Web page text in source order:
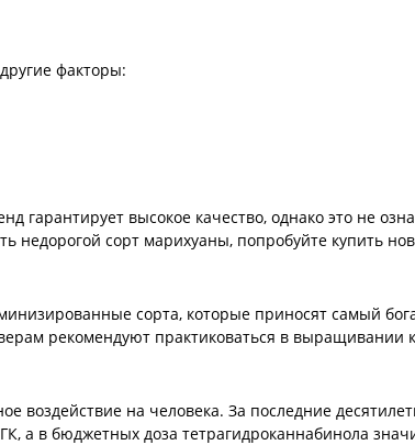
факторы:
высокое качество, однако это не
недорогой сорт марихуаны, попробуйте купить
сорта, которые приносят самый
рекомендуют практиковаться в выращивании
воздействие на человека. За последние
а в бюджетных доза тетрагидроканнабинола